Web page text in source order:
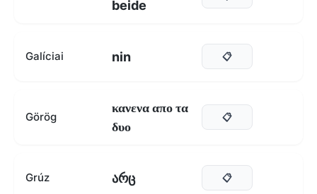
beide
Galíciai nin 📋
Görög
κανενα απο τα
δυο
📋
Grúz არც 📋